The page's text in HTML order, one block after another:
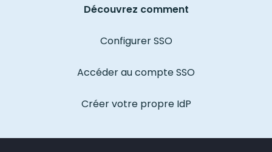
Découvrez comment
Configurer SSO
Accéder au compte SSO
Créer votre propre IdP